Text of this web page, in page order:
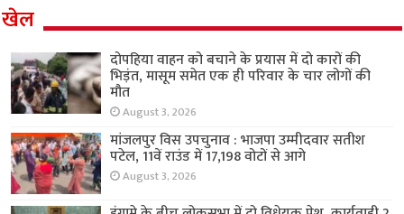
खेल
दोपहिया वाहन को बचाने के प्रयास में दो कारों की
भिड़ंत, मासूम समेत एक ही परिवार के चार लोगों की
मौत
August 3, 2026
मांजलपुर विस उपचुनाव : भाजपा उम्मीदवार सतीश
पटेल, 11वें राउंड में 17,198 वोटों से आगे
August 3, 2026